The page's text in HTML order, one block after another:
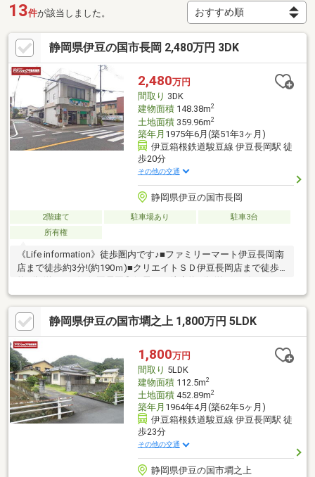
13件が該当しました。
静岡県伊豆の国市長岡 2,480万円 3DK
2,480万円
間取り 3DK
建物面積148.38m2
土地面積359.96m2
築年月 1975年6月(築51年3ヶ月)
伊豆箱根鉄道駿豆線 伊豆長岡駅 徒
歩20分
その他の交通
静岡県伊豆の国市長岡
2階建て 駐車場あり
駐車3台
所有権
《Life information》徒歩圏内です♪■ファミリーマート伊豆長岡南
店まで徒歩約3分!(約190ｍ)■クリエイトＳＤ伊豆長岡店まで徒歩
スバリュ伊豆長岡店まで徒歩約10分!(約800ｍ)■伊豆箱根バス『藤
棚』停より徒歩約1分■長岡南小・長岡中■契約不適合責任：免責■
敷地の中に官地と水路あり■築年数：不詳■増築有：昭和50年6月■
現況渡し■建ぺい率：①角地緩和+10％②60％（角地緩和
+10％）■間取り：3DK+店舗■建物一部構造：鉄筋コンクリート部
分の屋根は陸屋根
静岡県伊豆の国市墹之上 1,800万円 5LDK
1,800万円
間取り 5LDK
建物面積112.5m2
土地面積452.89m2
築年月 1964年4月(築62年5ヶ月)
伊豆箱根鉄道駿豆線 伊豆長岡駅 徒
歩23分
その他の交通
静岡県伊豆の国市墹之上